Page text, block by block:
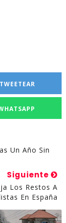
TWEETEAR
Un Año Sin
Siguiente
Los Restos A
En España